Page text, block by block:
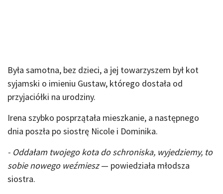
Była samotna, bez dzieci, a jej towarzyszem był kot
syjamski o imieniu Gustaw, którego dostała od
przyjaciółki na urodziny.
Irena szybko posprzątała mieszkanie, a następnego
dnia poszła po siostrę Nicole i Dominika.
- Oddałam twojego kota do schroniska, wyjedziemy, to
sobie nowego weźmiesz— powiedziała młodsza
siostra.